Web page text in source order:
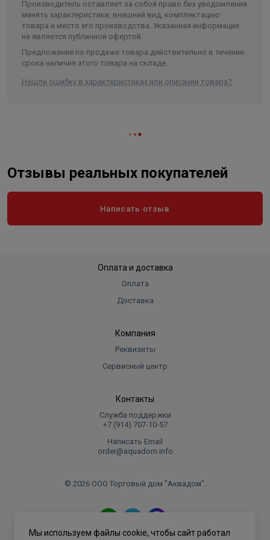
Производитель оставляет за собой право без уведомления
менять характеристики, внешний вид, комплектацию
товара и место его производства. Указанная информация
не является публичной офертой.
Предложение по продаже товара действительно в течение
срока наличия этого товара на складе.
Нашли ошибку в характеристиках или описании товара?
Отзывы реальных покупателей
Написать отзыв
Оплата и доставка
Оплата
Доставка
Компания
Реквизиты
Сервисный центр
Контакты
Служба поддержки
+7 (914) 707‑10‑57
Написать Email
order@aquadom.info
© 2026 ООО Торговый дом "Аквадом".
.
Мы используем файлы cookie, чтобы сайт работал